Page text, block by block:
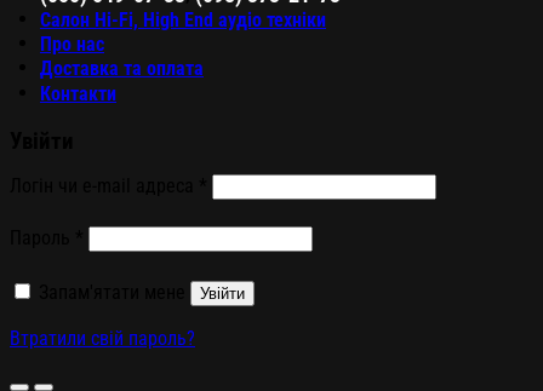
Салон Hi-Fi, High End аудіо техніки
Про нас
Доставка та оплата
Контакти
Увійти
Втратили свій пароль?